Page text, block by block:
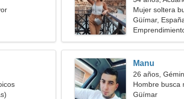
Mujer soltera
Güímar,
Manu
26 años,
Hombre busca
Güímar